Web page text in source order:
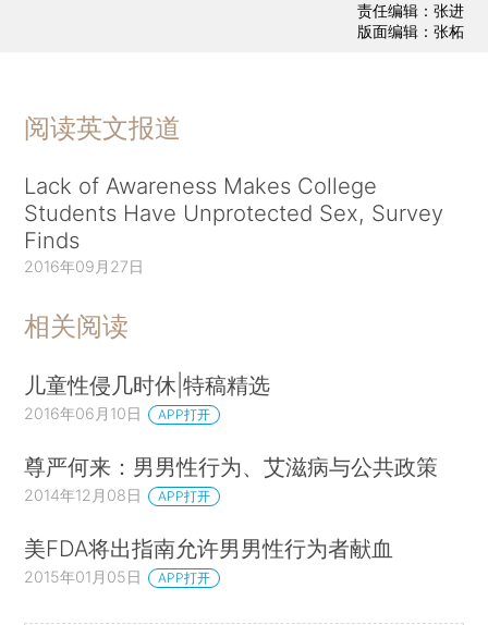
责任编辑：张进
版面编辑：张柘
阅读英文报道
Lack of Awareness Makes College
Students Have Unprotected Sex, Survey
Finds
2016年09月27日
相关阅读
儿童性侵几时休|特稿精选
2016年06月10日 APP打开
尊严何来：男男性行为、艾滋病与公共政策
2014年12月08日 APP打开
美FDA将出指南允许男男性行为者献血
2015年01月05日 APP打开